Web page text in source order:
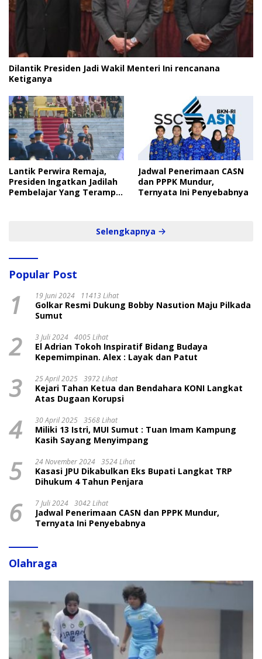
Dilantik Presiden Jadi Wakil Menteri Ini rencanana
Ketiganya
Lantik Perwira Remaja,
Presiden Ingatkan Jadilah
Pembelajar Yang Terampil
Jadwal Penerimaan CASN
dan PPPK Mundur,
Ternyata Ini Penyebabnya
Selengkapnya
Popular Post
1 19 Juni 2024 11413 Lihat
Golkar Resmi Dukung Bobby Nasution Maju Pilkada
Sumut
2 3 Juli 2024 4005 Lihat
El Adrian Tokoh Inspiratif Bidang Budaya
Kepemimpinan. Alex : Layak dan Patut
3 25 April 2025 3972 Lihat
Kejari Tahan Ketua dan Bendahara KONI Langkat
Atas Dugaan Korupsi
4 30 April 2025 3568 Lihat
Miliki 13 Istri, MUI Sumut : Tuan Imam Kampung
Kasih Sayang Menyimpang
5 24 November 2024 3524 Lihat
Kasasi JPU Dikabulkan Eks Bupati Langkat TRP
Dihukum 4 Tahun Penjara
6 7 Juli 2024 3042 Lihat
Jadwal Penerimaan CASN dan PPPK Mundur,
Ternyata Ini Penyebabnya
Olahraga